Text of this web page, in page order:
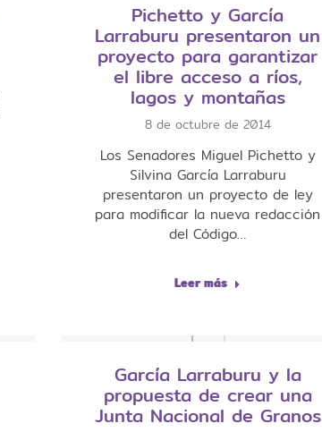
Pichetto y García
Larraburu presentaron un
proyecto para garantizar
el libre acceso a ríos,
lagos y montañas
8 de octubre de 2014
Los Senadores Miguel Pichetto y
Silvina García Larraburu
presentaron un proyecto de ley
para modificar la nueva redacción
del Código…
Leer más
García Larraburu y la
propuesta de crear una
Junta Nacional de Granos